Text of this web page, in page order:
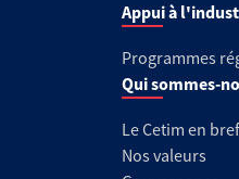
Appui à
Programmes
Qui sommes-
Le Cetim en bref
Nos valeurs